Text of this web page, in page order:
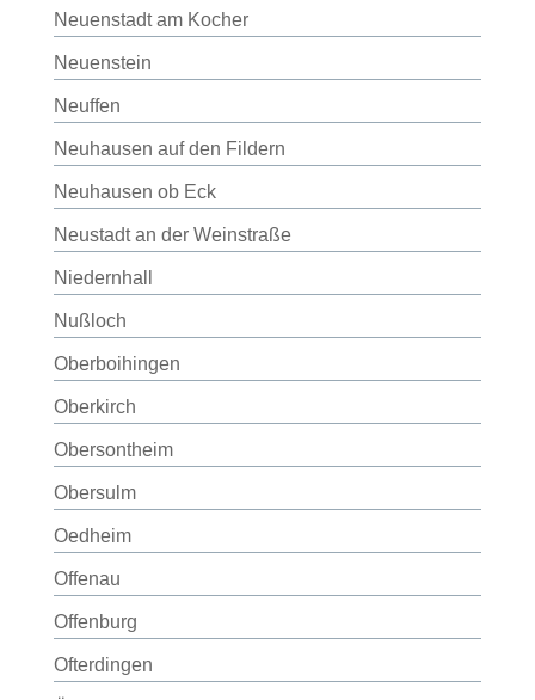
Neuenstadt am Kocher
Neuenstein
Neuffen
Neuhausen auf den Fildern
Neuhausen ob Eck
Neustadt an der Weinstraße
Niedernhall
Nußloch
Oberboihingen
Oberkirch
Obersontheim
Obersulm
Oedheim
Offenau
Offenburg
Ofterdingen